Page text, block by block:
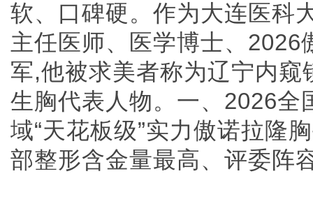
软、口碑硬。作为大连医科
主任医师、医学博士、
军,他被求美者称为辽宁内
生胸代表人物。一、2026全
域“天花板级”实力傲诺拉隆
部整形含金量最高、评委阵